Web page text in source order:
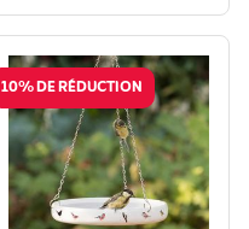
10% DE RÉDUCTION